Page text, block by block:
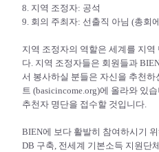
8. 지역 조정자: 공석
9. 회의 주최자: 선출직 아님 (총회
지역 조정자의 역할은 세계를 지
다. 지역 조정자들은 회원들과
서 봉사하실 분들은 자신을 추천
트 (basicincome.org)에 올라와 있
추천자 명단을 접수할 것입니다.
BIEN에 보다 활발히 참여하시기
DB 구축, 전세계 기본소득 지원단